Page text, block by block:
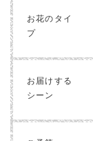
お花のタイ
プ
お届けする
シーン